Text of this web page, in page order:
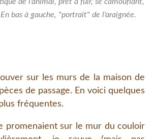
bas à gauche, "portrait" de l'araignée.
sur les murs de la maison de
de passage. En voici quelques
fréquentes.
sur le mur du couloir